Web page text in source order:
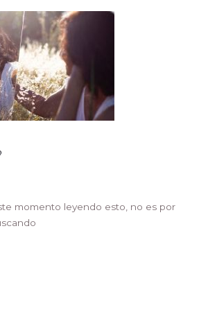
momento leyendo esto, no es por